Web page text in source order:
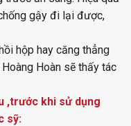
gậy đi lại được,
hộp hay căng thẳng
Hoàn sẽ thấy tác
,trước khi sử dụng
sỹ: